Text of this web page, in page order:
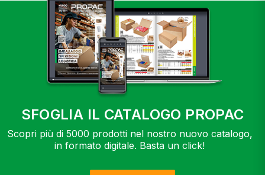
SFOGLIA IL CATALOGO PROPAC
Scopri più di 5000 prodotti nel nostro nuovo catalogo,
in formato digitale. Basta un click!